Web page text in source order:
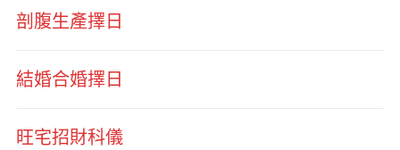
剖腹生產擇日
結婚合婚擇日
旺宅招財科儀